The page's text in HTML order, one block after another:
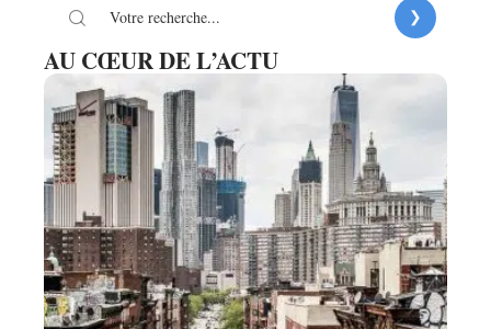
AU CŒUR DE L’ACTU